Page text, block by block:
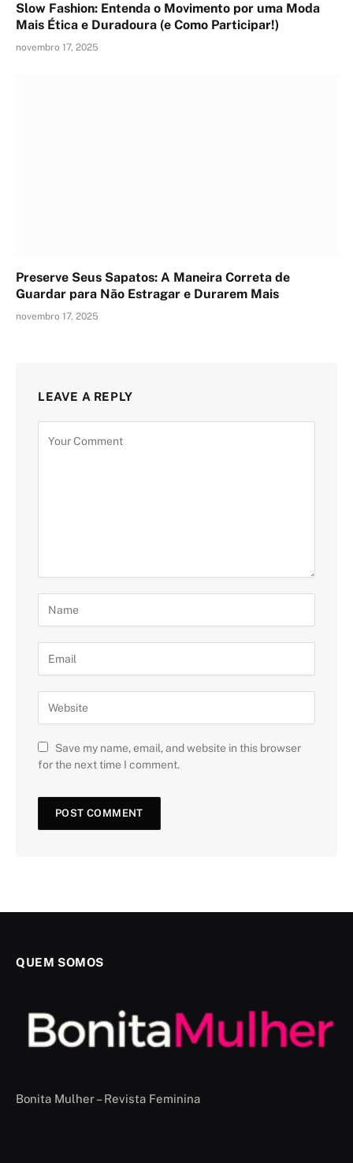
Slow Fashion: Entenda o Movimento por uma Moda
Mais Ética e Duradoura (e Como Participar!)
novembro 17, 2025
Preserve Seus Sapatos: A Maneira Correta de
Guardar para Não Estragar e Durarem Mais
novembro 17, 2025
LEAVE A REPLY
Save my name, email, and website in this browser
for the next time I comment.
QUEM SOMOS
Bonita Mulher – Revista Feminina